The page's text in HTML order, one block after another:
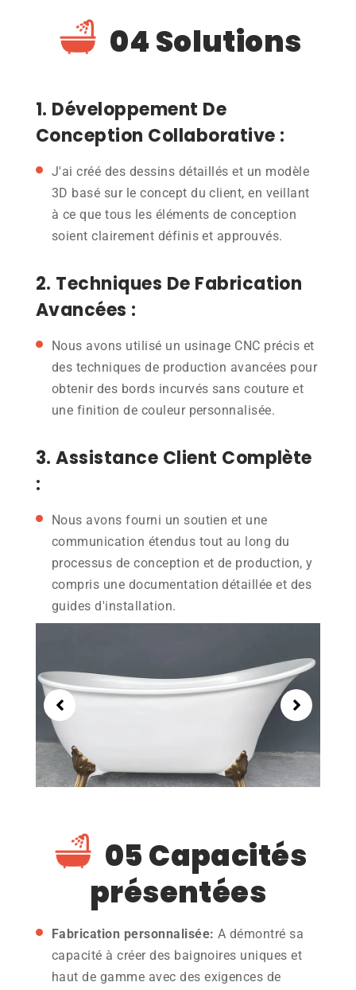
04 Solutions
1. Développement De
Conception Collaborative :
J'ai créé des dessins détaillés et un modèle
3D basé sur le concept du client, en veillant
à ce que tous les éléments de conception
soient clairement définis et approuvés.
2. Techniques De Fabrication
Avancées :
Nous avons utilisé un usinage CNC précis et
des techniques de production avancées pour
obtenir des bords incurvés sans couture et
une finition de couleur personnalisée.
3. Assistance Client Complète
:
Nous avons fourni un soutien et une
communication étendus tout au long du
processus de conception et de production, y
compris une documentation détaillée et des
guides d'installation.
05 Capacités
présentées
Fabrication personnalisée: A démontré sa
capacité à créer des baignoires uniques et
haut de gamme avec des exigences de